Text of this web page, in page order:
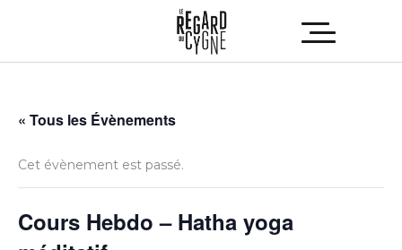
« Tous les Évènements
Cet évènement est passé.
Cours Hebdo – Hatha yoga